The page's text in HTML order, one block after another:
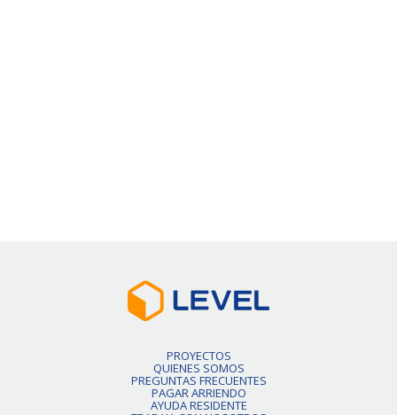
PROYECTOS
QUIENES SOMOS
PREGUNTAS FRECUENTES
PAGAR ARRIENDO
AYUDA RESIDENTE